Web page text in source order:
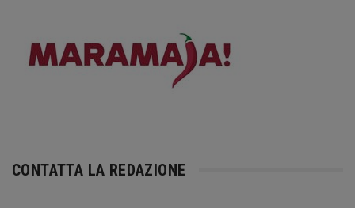
CONTATTA LA REDAZIONE